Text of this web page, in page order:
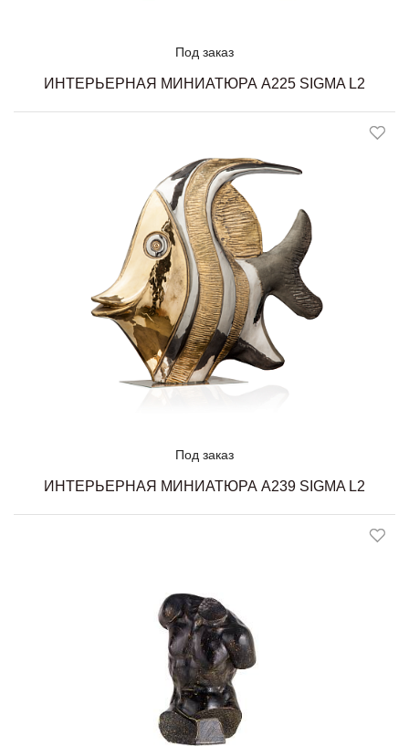
Под заказ
ИНТЕРЬЕРНАЯ МИНИАТЮРА A225 SIGMA L2
Под заказ
ИНТЕРЬЕРНАЯ МИНИАТЮРА A239 SIGMA L2